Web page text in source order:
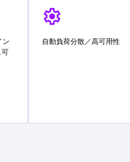
ン
可
自動負荷分散／高可用性